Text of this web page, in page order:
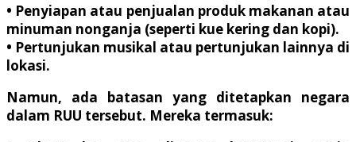
• Penyiapan atau penjualan produk makanan atau
minuman nonganja (seperti kue kering dan kopi).
• Pertunjukan musikal atau pertunjukan lainnya di
lokasi.
Namun, ada batasan yang ditetapkan negara
dalam RUU tersebut. Mereka termasuk: